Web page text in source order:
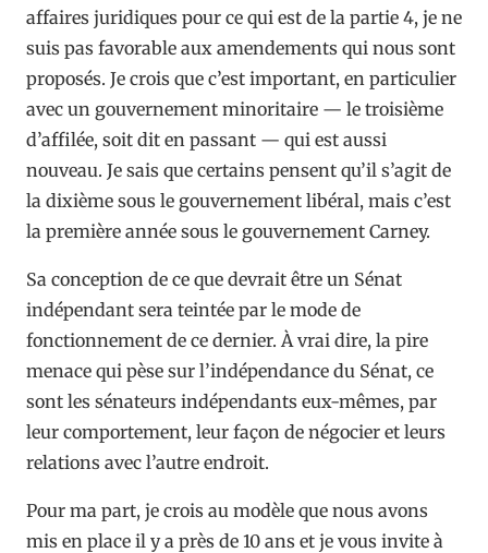
affaires juridiques pour ce qui est de la partie 4, je ne
suis pas favorable aux amendements qui nous sont
proposés. Je crois que c’est important, en particulier
avec un gouvernement minoritaire — le troisième
d’affilée, soit dit en passant — qui est aussi
nouveau. Je sais que certains pensent qu’il s’agit de
la dixième sous le gouvernement libéral, mais c’est
la première année sous le gouvernement Carney.
Sa conception de ce que devrait être un Sénat
indépendant sera teintée par le mode de
fonctionnement de ce dernier. À vrai dire, la pire
menace qui pèse sur l’indépendance du Sénat, ce
sont les sénateurs indépendants eux-mêmes, par
leur comportement, leur façon de négocier et leurs
relations avec l’autre endroit.
Pour ma part, je crois au modèle que nous avons
mis en place il y a près de 10 ans et je vous invite à